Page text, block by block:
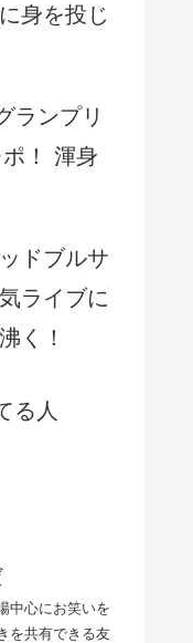
身を投じ
ランプリ
！ 渾身
ドブルサ
ライブに
く！
る人
中心にお笑いを
を共有できる友